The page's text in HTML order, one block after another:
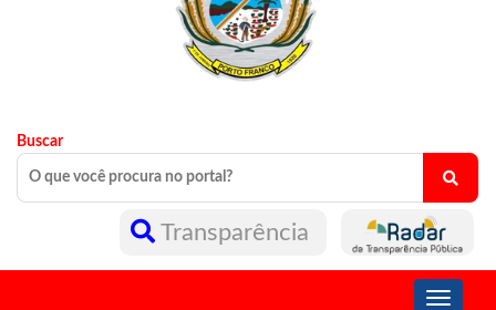
Buscar
Transparência
Toggle